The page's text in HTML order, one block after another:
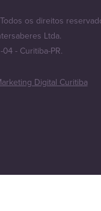
os direitos
Ltda.
- Curitiba-PR.
Digital Curitiba